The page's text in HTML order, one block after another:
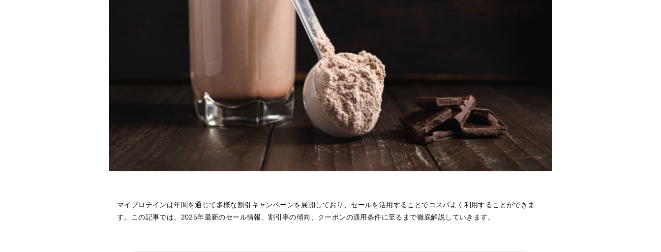
マイプロテインは年間を通じて多様な割引キャンペーンを展開しており、セールを活用することでコスパよく利用することができま
す。この記事では、2025年最新のセール情報、割引率の傾向、クーポンの適用条件に至るまで徹底解説していきます。